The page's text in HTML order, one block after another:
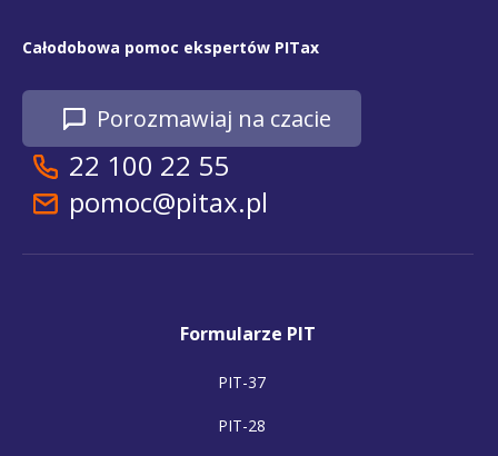
Całodobowa pomoc ekspertów PITax
Porozmawiaj na czacie
22 100 22 55
pomoc@pitax.pl
Formularze PIT
PIT-37
PIT-28